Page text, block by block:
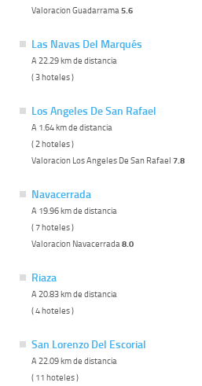
Valoracion Guadarrama5.6
Las Navas Del Marqués
A 22.29 km de distancia
( 3 hoteles )
Los Angeles De San Rafael
A 1.64 km de distancia
( 2 hoteles )
Valoracion Los Angeles De San Rafael 7.8
Navacerrada
A 19.96 km de distancia
( 7 hoteles )
Valoracion Navacerrada8.0
Riaza
A 20.83 km de distancia
( 4 hoteles )
San Lorenzo Del Escorial
A 22.09 km de distancia
( 11 hoteles )